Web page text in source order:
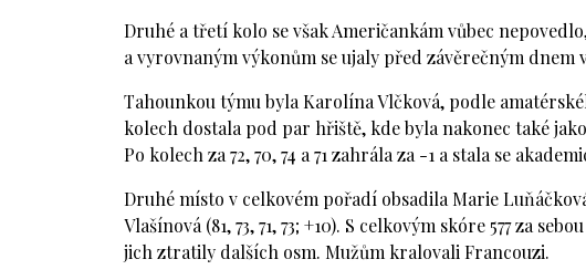
Druhé a třetí kolo se však Američankám vůbec
a vyrovnaným výkonům se ujaly před závěrečným dnem
Tahounkou týmu byla Karolína Vlčková, podle
kolech dostala pod par hřiště, kde byla nakonec také
Po kolech za 72, 70, 74 a 71 zahrála za -1 a stala se
Druhé místo v celkovém pořadí obsadila Marie
Vlašínová (81, 73, 71, 73; +10). S celkovým skóre 577 za
jich ztratily dalších osm. Mužům kralovali Francouzi.